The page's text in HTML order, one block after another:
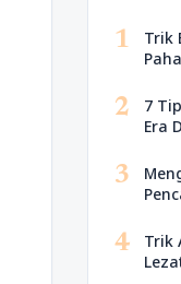
1
Trik
2
7
Era
3
4
Trik